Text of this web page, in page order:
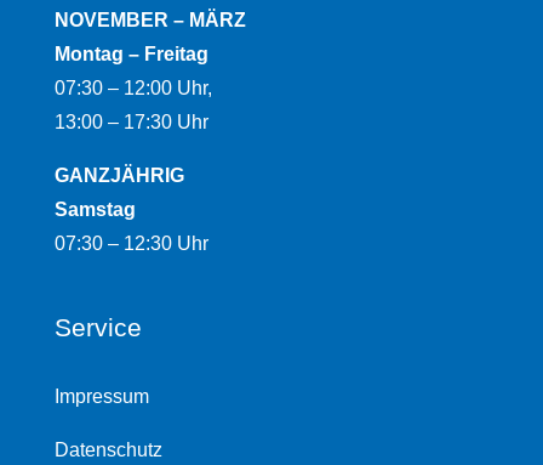
NOVEMBER – MÄRZ
Montag – Freitag
07:30 – 12:00 Uhr,
13:00 – 17:30 Uhr
GANZJÄHRIG
Samstag
07:30 – 12:30 Uhr
Service
Impressum
Datenschutz